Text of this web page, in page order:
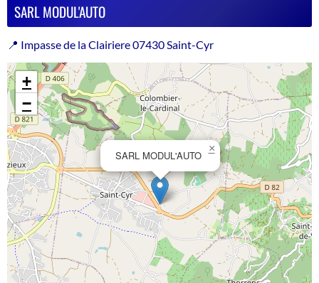
SARL MODUL'AUTO
📍 Impasse de la Clairiere 07430 Saint-Cyr
SARL MODUL'AUTO
×
+
−